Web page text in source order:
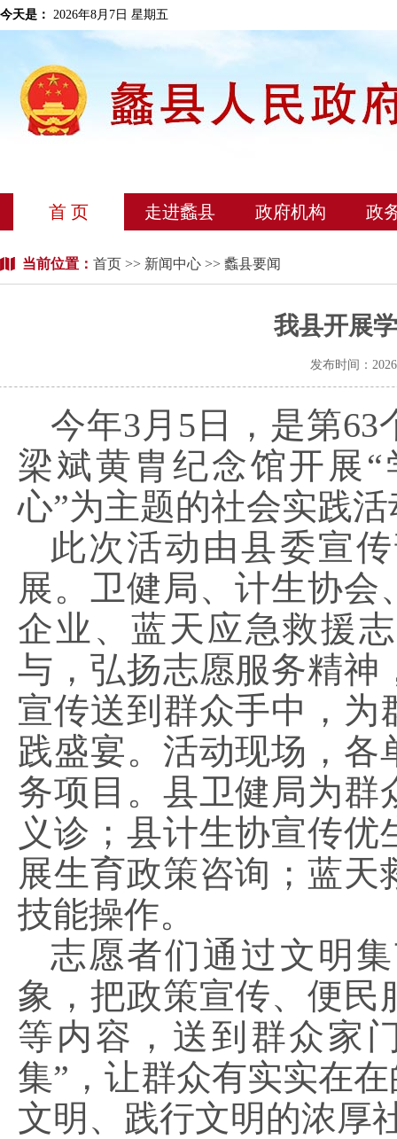
今天是： 2026年8月7日 星期五
首 页 走进蠡县 政府机构 政
当前位置： 首页 >> 新闻中心 >> 蠡县要闻
我县开展
发布时间：
今年3月5日，是第
梁斌黄胄纪念馆开展
心”为主题的社会实践
此次活动由县委宣
展。卫健局、计生协
企业、蓝天应急救援
与，弘扬志愿服务精神
宣传送到群众手中，为
践盛宴。活动现场，
务项目。县卫健局为群
义诊；县计生协宣传
展生育政策咨询；蓝
技能操作。
志愿者们通过文明
象，把政策宣传、便民
等内容，送到群众家
集”，让群众有实实在
文明、践行文明的浓厚